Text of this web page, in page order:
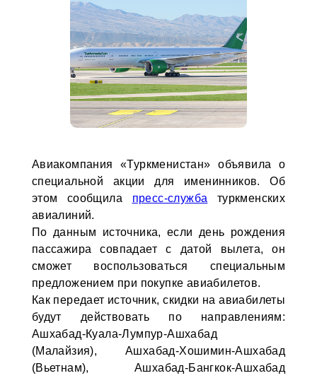
Авиакомпания «Туркменистан» объявила о
специальной акции для именинников. Об
этом сообщила пресс-служба туркменских
авиалиний.
По данным источника, если день рождения
пассажира совпадает с датой вылета, он
сможет воспользоваться специальным
предложением при покупке авиабилетов.
Как передает источник, скидки на авиабилеты
будут действовать по направлениям:
Ашхабад-Куала-Лумпур-Ашхабад
(Малайзия), Ашхабад-Хошимин-Ашхабад
(Вьетнам), Ашхабад-Бангкок-Ашхабад